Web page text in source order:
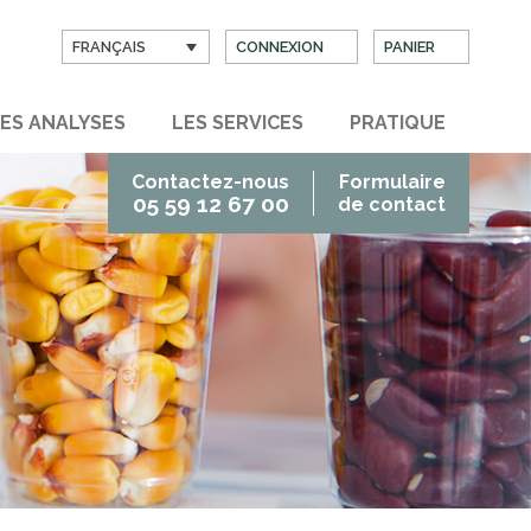
FRANÇAIS CONNEXION PANIER
ANALYSES LES SERVICES PRATIQUE
Contactez-nous
05 59 12 67 00
Formulaire
de contact